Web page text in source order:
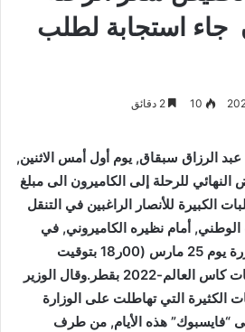
جاء استجابة لطلب
10
عبد الرزاق سبقاق, يوم أول أمس الاثنين,
للرحلة إلى الكاميرون الى مبلغ
الكبيرة للأنصار الراغبين في التنقل
الوطني, أمام نظيره الكاميروني, في
مباراة السد (ذهاب), المقررة يوم 25 مارس (00ر18 بتوقيت
الجزائر), المؤهلة إلى نهائيات كاس العالم-2022 بقطر.وقال الوزير
الكثيرة التي تهاطلت على الوزارة
“فايسبوك” هذه الأيام, من طرف